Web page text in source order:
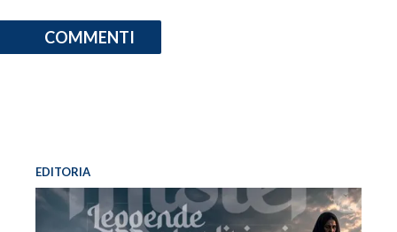
COMMENTI
EDITORIA